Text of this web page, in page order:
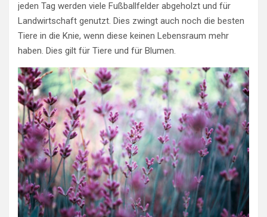
jeden Tag werden viele Fußballfelder abgeholzt und für
Landwirtschaft genutzt. Dies zwingt auch noch die besten
Tiere in die Knie, wenn diese keinen Lebensraum mehr
haben. Dies gilt für Tiere und für Blumen.